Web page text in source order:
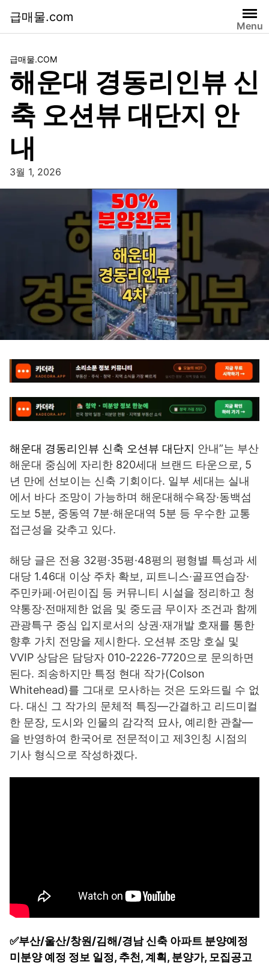
급매물.com
Menu
급매물.COM
해운대 경동리인뷰 신
축 오션뷰 대단지 안
내
3월 1, 2026
해운대 경동리인뷰 신축 오션뷰 대단지 안내”는 부산
해운대 중심에 자리한 820세대 브랜드 타운으로, 5
년 만에 선보이는 신축 기회이다. 일부 세대는 실내
에서 바다 조망이 가능하며 해운대해수욕장·동백섬
도보 5분, 중동역 7분·해운대역 5분 등 우수한 교통
접근성을 갖추고 있다.
해당 글은 전용 32평·35평·48평의 평형별 특성과 세
대당 1.46대 이상 주차 확보, 피트니스·골프연습장·
주민카페·어린이집 등 커뮤니티 시설을 정리하고 청
약통장·전매제한 없음 및 중도금 무이자 조건과 함께
관광특구 중심 입지로서의 상권·재개발 호재를 통한
향후 가치 전망을 제시한다. 오션뷰 조망 호실 및
VVIP 상담은 담당자 010-2226-7720으로 문의하면
된다. 죄송하지만 특정 현대 작가(Colson
Whitehead)를 그대로 모사하는 것은 도와드릴 수 없
다. 대신 그 작가의 문체적 특징—간결하고 리드미컬
한 문장, 도시와 인물의 감각적 묘사, 예리한 관찰—
을 반영하여 한국어로 전문적이고 제3인칭 시점의
기사 형식으로 작성하겠다.
✅부산/울산/창원/김해/경남 신축 아파트 분양예정
미분양 예정 정보 일정, 추천, 계획, 분양가, 모집공고